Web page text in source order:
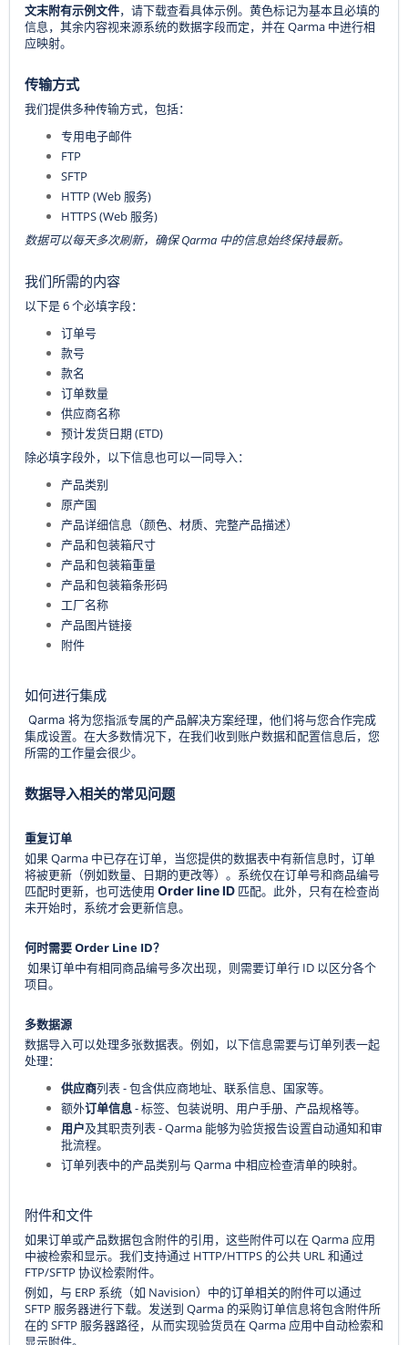
文末附有示例文件，请下载查看具体示例。黄色标记为基本且必填的
信息，其余内容视来源系统的数据字段而定，并在 Qarma 中进行相
应映射。
传输方式
我们提供多种传输方式，包括：
专用电子邮件
FTP
SFTP
HTTP (Web 服务)
HTTPS (Web 服务)
数据可以每天多次刷新，确保 Qarma 中的信息始终保持最新。
我们所需的内容
以下是 6 个必填字段：
订单号
款号
款名
订单数量
供应商名称
预计发货日期 (ETD)
除必填字段外，以下信息也可以一同导入：
产品类别
原产国
产品详细信息（颜色、材质、完整产品描述）
产品和包装箱尺寸
产品和包装箱重量
产品和包装箱条形码
工厂名称
产品图片链接
附件
如何进行集成
Qarma 将为您指派专属的产品解决方案经理，他们将与您合作完成
集成设置。在大多数情况下，在我们收到账户数据和配置信息后，您
所需的工作量会很少。
数据导入相关的常见问题
重复订单
如果 Qarma 中已存在订单，当您提供的数据表中有新信息时，订单
将被更新（例如数量、日期的更改等）。系统仅在订单号和商品编号
匹配时更新，也可选使用 Order line ID 匹配。此外，只有在检查尚
未开始时，系统才会更新信息。
何时需要 Order Line ID？
如果订单中有相同商品编号多次出现，则需要订单行 ID 以区分各个
项目。
多数据源
数据导入可以处理多张数据表。例如，以下信息需要与订单列表一起
处理：
供应商列表 - 包含供应商地址、联系信息、国家等。
额外订单信息- 标签、包装说明、用户手册、产品规格等。
用户及其职责列表 - Qarma 能够为验货报告设置自动通知和审
批流程。
订单列表中的产品类别与 Qarma 中相应检查清单的映射。
附件和文件
如果订单或产品数据包含附件的引用，这些附件可以在 Qarma 应用
中被检索和显示。我们支持通过 HTTP/HTTPS 的公共 URL 和通过
FTP/SFTP 协议检索附件。
例如，与 ERP 系统（如 Navision）中的订单相关的附件可以通过
SFTP 服务器进行下载。发送到 Qarma 的采购订单信息将包含附件所
在的 SFTP 服务器路径，从而实现验货员在 Qarma 应用中自动检索和
显示附件。